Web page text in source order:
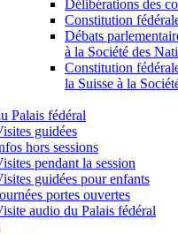
Délibérations des
Constitution
Débats
à la Société des
Constitution
la Suisse à la
Palais fédéral
guidées
hors sessions
pendant la session
guidées pour enfants
portes ouvertes
audio du Palais fédéral